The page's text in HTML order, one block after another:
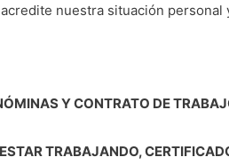
nuestra situación personal
Y CONTRATO DE
TRABAJANDO,